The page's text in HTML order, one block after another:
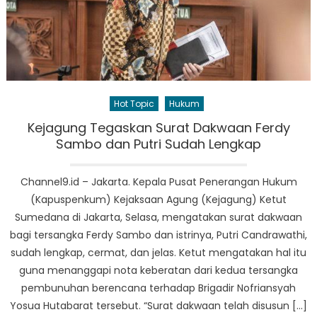
Hot Topic Hukum
Kejagung Tegaskan Surat Dakwaan Ferdy
Sambo dan Putri Sudah Lengkap
Channel9.id – Jakarta. Kepala Pusat Penerangan Hukum
(Kapuspenkum) Kejaksaan Agung (Kejagung) Ketut
Sumedana di Jakarta, Selasa, mengatakan surat dakwaan
bagi tersangka Ferdy Sambo dan istrinya, Putri Candrawathi,
sudah lengkap, cermat, dan jelas. Ketut mengatakan hal itu
guna menanggapi nota keberatan dari kedua tersangka
pembunuhan berencana terhadap Brigadir Nofriansyah
Yosua Hutabarat tersebut. “Surat dakwaan telah disusun […]